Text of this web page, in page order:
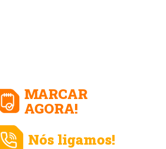
MARCAR
AGORA!
Nós ligamos!